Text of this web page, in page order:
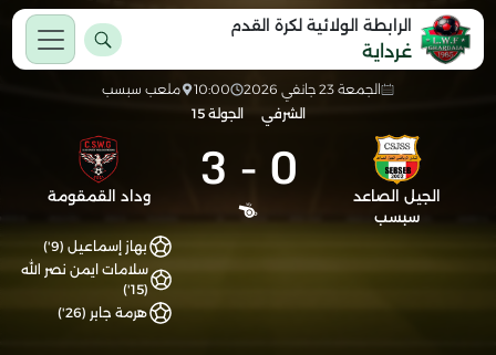
الرابطة الولائية لكرة القدم
غرداية
الجمعة 23 جانفي 2026 10:00
ملعب سبسب
الشرفي
الجولة 15
الجيل الصاعد
سبسب
0
-
3 وداد القمقومة
بهاز إسماعيل (9')
سلامات ايمن نصر الله
(15')
هرمة جابر (26')